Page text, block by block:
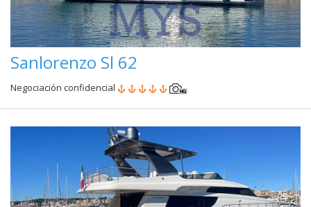
Sanlorenzo Sl 62
Negociación confidencial